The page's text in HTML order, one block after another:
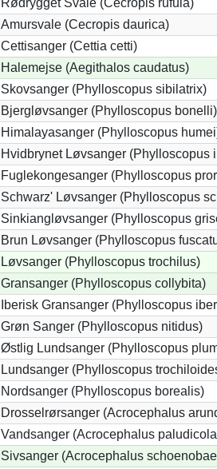
Amursvale (Cecropis daurica)
Cettisanger (Cettia cetti)
Halemejse (Aegithalos caudatus)
Skovsanger (Phylloscopus sibilatrix)
Bjergløvsanger (Phylloscopus bonelli)
Himalayasanger (Phylloscopus
Hvidbrynet Løvsanger (Phylloscopus
Fuglekongesanger (Phylloscopus
Schwarz' Løvsanger (Phylloscopus
Sinkiangløvsanger (Phylloscopus
Brun Løvsanger (Phylloscopus
Løvsanger (Phylloscopus trochilus)
Gransanger (Phylloscopus collybita)
Iberisk Gransanger (Phylloscopus
Grøn Sanger (Phylloscopus nitidus)
Østlig Lundsanger (Phylloscopus
Lundsanger (Phylloscopus
Nordsanger (Phylloscopus borealis)
Drosselrørsanger (Acrocephalus
Vandsanger (Acrocephalus
Sivsanger (Acrocephalus